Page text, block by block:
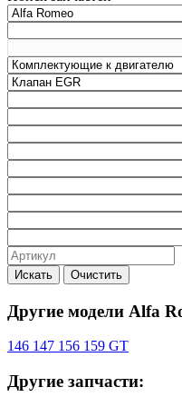
Искать Очистить
Другие модели Alfa
146 147 156 159 GT
Другие запчасти: